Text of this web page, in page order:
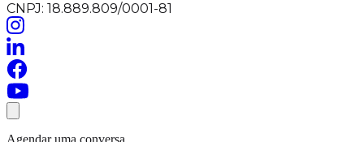
CNPJ: 18.889.809/0001-81